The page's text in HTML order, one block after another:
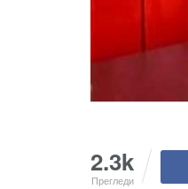
2.3k
Прегледи